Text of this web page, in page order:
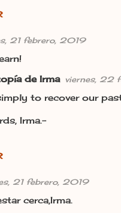
21 febrero, 2019
de Irma viernes, 22
to recover our
Irma.-
21 febrero, 2019
cerca,Irma.